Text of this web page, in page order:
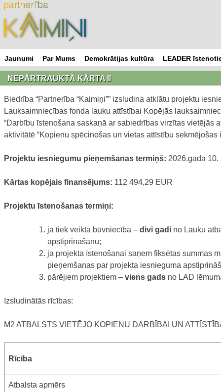
Skip
to
content
Jaunumi Par Mums Demokrātijas kultūra LEADER
NEPĀRTRAUKTĀ KĀRTA II
Biedrība “Partnerība “Kaimiņi”” izsludina atklātu projektu
Lauksaimniecības fonda lauku attīstībai Kopējās
“Darbību īstenošana saskaņā ar sabiedrības virzītas vietējās
aktivitātē “Kopienu spēcinošas un vietas attīstību sekmējošas
Projektu iesniegumu pieņemšanas termiņš: 2026.gada
Kārtas kopējais finansējums: 112 494,29 EUR
Projektu īstenošanas termiņi:
ja tiek veikta būvniecība – divi gadi no Lauku
apstiprināšanu;
ja projekta īstenošanai saņem fiksētas summas
pieņemšanas par projekta iesnieguma
pārējiem projektiem – viens gads no LAD
Izsludinātās rīcības:
M2 ATBALSTS VIETĒJO KOPIENU DARBĪBAI UN
Rīcība
Atbalsta apmērs